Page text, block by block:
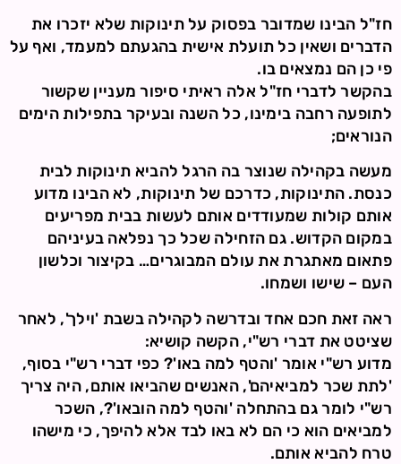
חז"ל הבינו שמדובר בפסוק על תינוקות שלא יזכרו את
הדברים ושאין כל תועלת אישית בהגעתם למעמד, ואף על
פי כן הם נמצאים בו.
בהקשר לדברי חז"ל אלה ראיתי סיפור מעניין שקשור
לתופעה רחבה בימינו, כל השנה ובעיקר בתפילות הימים
הנוראים;
מעשה בקהילה שנוצר בה הרגל להביא תינוקות לבית
כנסת. התינוקות, כדרכם של תינוקות, לא הבינו מדוע
אותם קולות שמעודדים אותם לעשות בבית מפריעים
במקום הקדוש. גם הזחילה שכל כך נפלאה בעיניהם
פתאום מאתגרת את עולם המבוגרים… בקיצור וכלשון
העם – שישו ושמחו.
ראה זאת חכם אחד ובדרשה לקהילה בשבת 'וילך', לאחר
שציטט את דברי רש"י, הקשה קושיא:
מדוע רש"י אומר 'והטף למה באו'? כפי דברי רש"י בסוף,
'לתת שכר למביאיהם', האנשים שהביאו אותם, היה צריך
רש"י לומר גם בהתחלה 'והטף למה הובאו'?, השכר
למביאים הוא כי הם לא באו לבד אלא להיפך, כי מישהו
טרח להביא אותם.